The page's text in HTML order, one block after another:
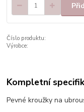
Číslo produktu:
Výrobce:
Kompletní
Pevné kroužky na